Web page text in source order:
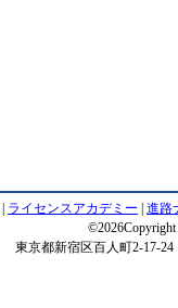
ライセンスアカデミー
進路
©2026Copyright
東京都新宿区百人町2-17-